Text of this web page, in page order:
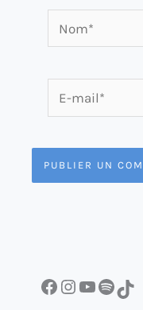
mail*
Facebook InstagramYouTube Spotify TikTok